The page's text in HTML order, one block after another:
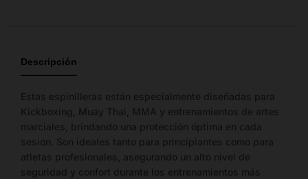
Importante:
tallas
mostradas
no
representan
la
cantidad
Descripción
Estas espinilleras están especialmente diseñadas para
Kickboxing, Muay Thai, MMA y entrenamientos de artes
marciales, brindando una protección óptima en cada
sesión. Son ideales tanto para principiantes como para
atletas profesionales, asegurando un alto nivel de
seguridad y confort durante los entrenamientos más